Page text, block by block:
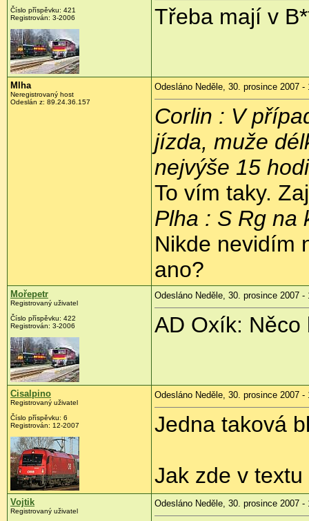
Číslo příspěvku: 421
Registrován: 3-2006
Třeba mají v
Mlha
Neregistrovaný host
Odeslán z: 89.24.36.157
Odesláno Neděle, 30. prosince 2007 -
Corlin : V
jízda, muže
nejvýše 15
To vím taky.
Plha : S Rg na
Nikde nevidím
ano?
Mořepetr
Registrovaný uživatel
Číslo příspěvku: 422
Registrován: 3-2006
Odesláno Neděle, 30. prosince 2007 -
AD Oxík:
Cisalpino
Registrovaný uživatel
Číslo příspěvku: 6
Registrován: 12-2007
Odesláno Neděle, 30. prosince 2007 -
Jedna taková
Jak zde v
Vojtik
Registrovaný uživatel
Odesláno Neděle, 30. prosince 2007 -